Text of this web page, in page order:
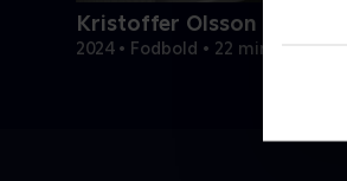
Kristoffer Olsson - min
2024 • Fodbold • 22 min